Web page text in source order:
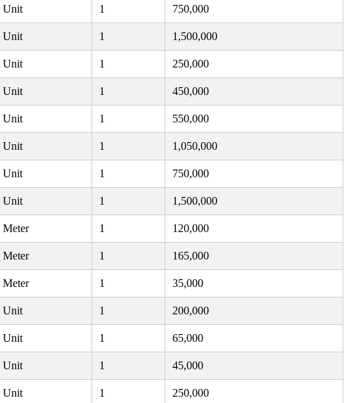
Unit 1 750,000
Unit 1 1,500,000
Unit 1 250,000
Unit 1 450,000
Unit 1 550,000
Unit 1 1,050,000
Unit 1 750,000
Unit 1 1,500,000
Meter 1 120,000
Meter 1 165,000
Meter 1 35,000
Unit 1 200,000
Unit 1 65,000
Unit 1 45,000
Unit 1 250,000